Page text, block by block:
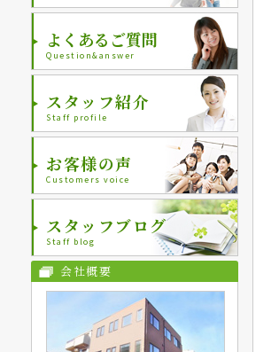
よくあるご質問
Question&answer
スタッフ紹介
Staff profile
お客様の声
Customers voice
スタッフブログ
Staff blog
会社概要